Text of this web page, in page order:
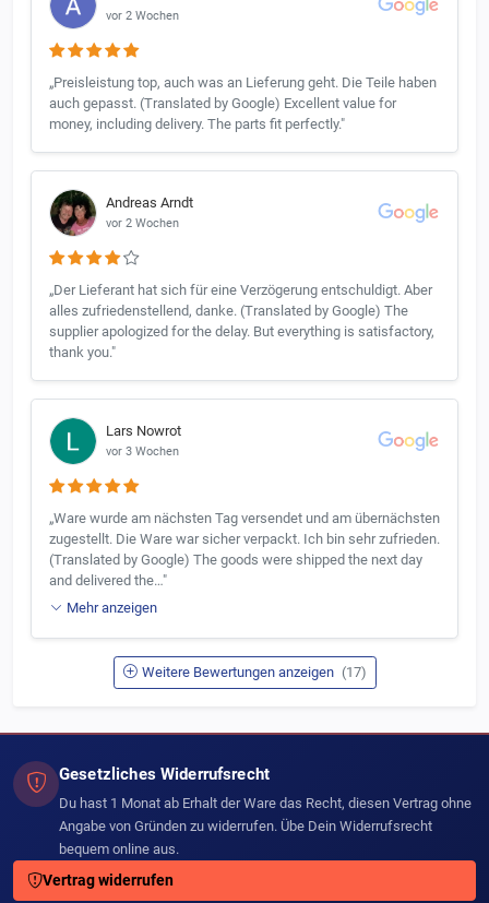
vor 2 Wochen
„Preisleistung top, auch was an Lieferung geht. Die Teile haben
auch gepasst. (Translated by Google) Excellent value for
money, including delivery. The parts fit perfectly."
Andreas Arndt
vor 2 Wochen
„Der Lieferant hat sich für eine Verzögerung entschuldigt. Aber
alles zufriedenstellend, danke. (Translated by Google) The
supplier apologized for the delay. But everything is satisfactory,
thank you."
Lars Nowrot
vor 3 Wochen
„Ware wurde am nächsten Tag versendet und am übernächsten
zugestellt. Die Ware war sicher verpackt. Ich bin sehr zufrieden.
(Translated by Google) The goods were shipped the next day
and delivered the…"
Mehr anzeigen
Weitere Bewertungen anzeigen (17)
Gesetzliches Widerrufsrecht
Du hast 1 Monat ab Erhalt der Ware das Recht, diesen Vertrag ohne
Angabe von Gründen zu widerrufen. Übe Dein Widerrufsrecht
bequem online aus.
Vertrag widerrufen